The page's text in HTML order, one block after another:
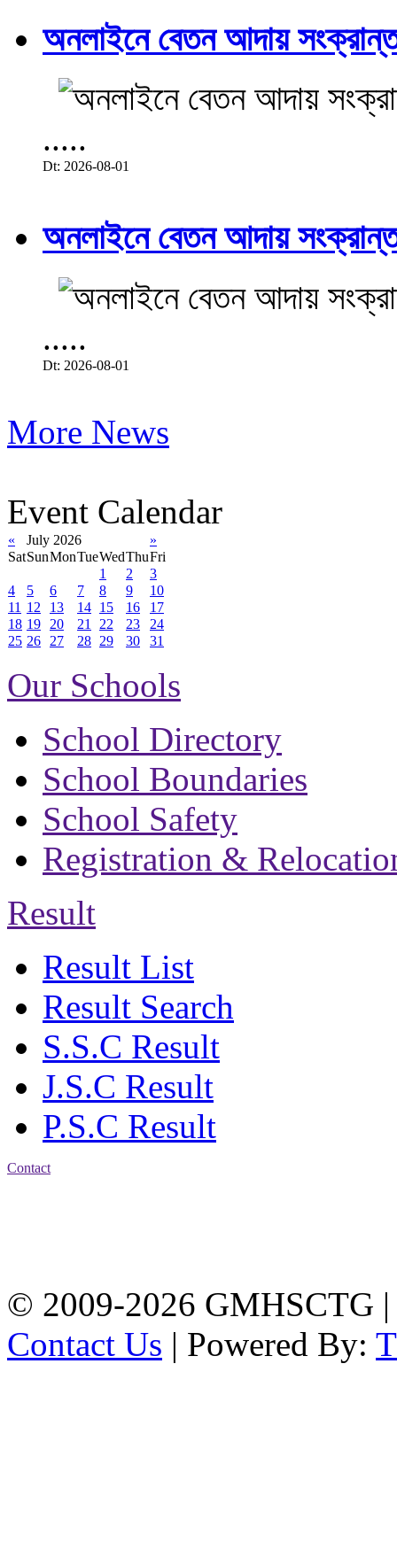
অনলাইনে বেতন আদায়
.....
Dt: 2026-08-01
অনলাইনে বেতন আদায়
.....
Dt: 2026-08-01
More News
Event Calendar
« July 2026
»
SatSunMonTueWedThuFri
1
2
3
4
5 6 7 8 9
10
11 12 13 14 15 16
17
18 19 20 21 22 23
24
25 26 27 28 29 30 31
Our Schools
School Directory
School Boundaries
School Safety
Registration &
Result
Result List
Result Search
S.S.C Result
J.S.C Result
P.S.C Result
Contact
© 2009-2026 GMHSCTG |
Contact Us | Powered By: